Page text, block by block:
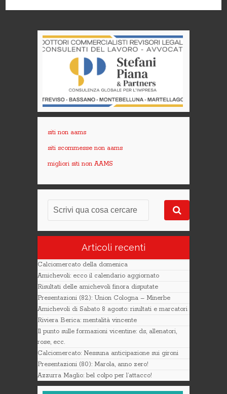
siti non aams
siti scommesse non aams
migliori siti non AAMS
Articoli recenti
Calciomercato della domenica
Amichevoli: ecco il calendario aggiornato
Risultati delle amichevoli finora disputate
Presentazioni (82): Union Cologna – Minerbe
Amichevoli di Sabato 8 agosto: risultati e marcatori
Riviera Berica: mentalità vincente
Il punto sulle formazioni vicentine: ds, allenatori,
rose, ecc.
Calciomercato: Nessuna anticipazione sui gironi
Presentazioni (80): Marola, anno zero!
Azzurra Maglio: bel colpo per l’attacco!